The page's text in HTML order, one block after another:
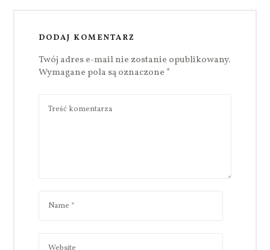
DODAJ KOMENTARZ
Twój adres e-mail nie zostanie opublikowany.
Wymagane pola są oznaczone *